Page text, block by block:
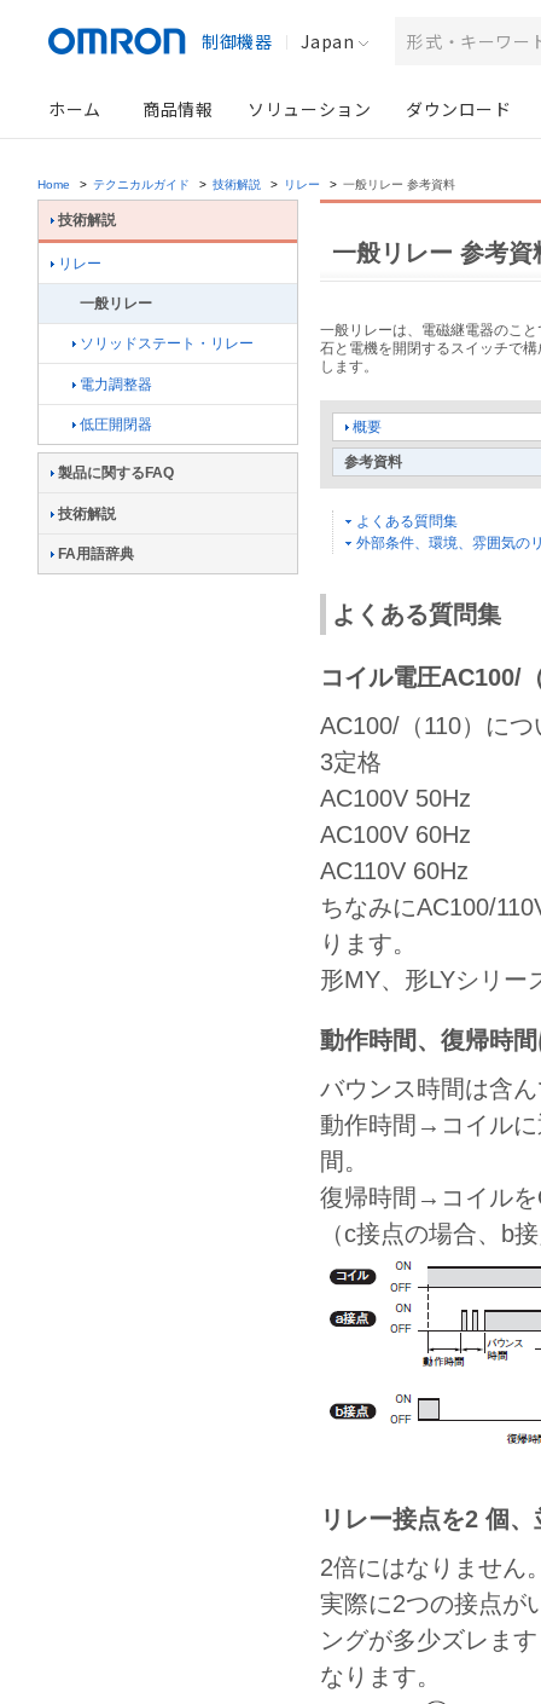
制御機器 Japan
ホーム 商品情報 ソリューション ダウンロード
Home > テクニカルガイド > 技術解説 > リレー > 一般リレー 参考資料
技術解説
リレー
一般リレー
ソリッドステート・リレー
電力調整器
低圧開閉器
製品に関するFAQ
技術解説
FA用語辞典
一般リレー 参考資
一般リレーは、電磁継電器のこ
石と電機を開閉するスイッチで
します。
概要
参考資料
よくある質問集
外部条件、環境、雰囲気の
よくある質問集
コイル電圧AC100/
AC100/（110）に
3定格
AC100V 50Hz
AC100V 60Hz
AC110V 60Hz
ちなみにAC100/
ります。
形MY、形LYシリー
動作時間、復帰時
バウンス時間は含
動作時間→コイルに
間。
復帰時間→コイルを
（c接点の場合、b
リレー接点を2 個
2倍にはなりません
実際に2つの接点が
ングが多少ズレま
なります。